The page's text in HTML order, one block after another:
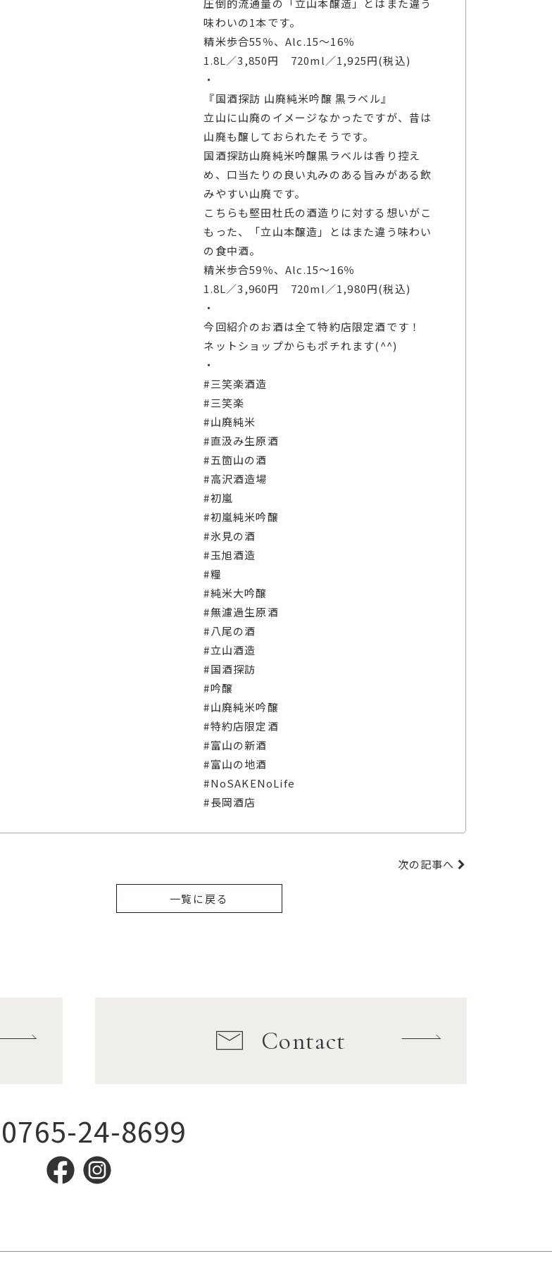
味わいの1本です。
精米歩合55％、Alc.15～16％
1.8L／3,850円 720ml／1,925円(税込)
・
『国酒探訪 山廃純米吟醸 黒ラベル』
立山に山廃のイメージなかったですが、昔は
山廃も醸しておられたそうです。
国酒探訪山廃純米吟醸黒ラベルは香り控え
め、口当たりの良い丸みのある旨みがある飲
みやすい山廃です。
こちらも堅田杜氏の酒造りに対する想いがこ
もった、「立山本醸造」とはまた違う味わい
の食中酒。
精米歩合59％、Alc.15～16％
1.8L／3,960円 720ml／1,980円(税込)
・
今回紹介のお酒は全て特約店限定酒です！
ネットショップからもポチれます(^^)
・
#三笑楽酒造
#三笑楽
#山廃純米
#直汲み生原酒
#五箇山の酒
#高沢酒造場
#初嵐
#初嵐純米吟醸
#氷見の酒
#玉旭酒造
#糧
#純米大吟醸
#無濾過生原酒
#八尾の酒
#立山酒造
#国酒探訪
#吟醸
#山廃純米吟醸
#特約店限定酒
#富山の新酒
#富山の地酒
#NoSAKENoLife
#長岡酒店
次の記事へ
一覧に戻る
Contact
0765-24-8699